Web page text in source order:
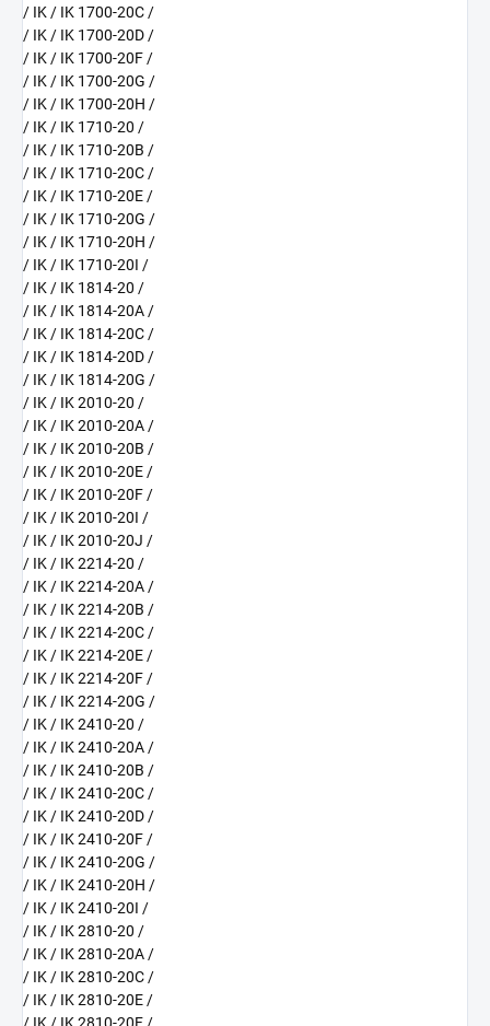
/ IK / IK 1700-20C /
/ IK / IK 1700-20D /
/ IK / IK 1700-20F /
/ IK / IK 1700-20G /
/ IK / IK 1700-20H /
/ IK / IK 1710-20 /
/ IK / IK 1710-20B /
/ IK / IK 1710-20C /
/ IK / IK 1710-20E /
/ IK / IK 1710-20G /
/ IK / IK 1710-20H /
/ IK / IK 1710-20I /
/ IK / IK 1814-20 /
/ IK / IK 1814-20A /
/ IK / IK 1814-20C /
/ IK / IK 1814-20D /
/ IK / IK 1814-20G /
/ IK / IK 2010-20 /
/ IK / IK 2010-20A /
/ IK / IK 2010-20B /
/ IK / IK 2010-20E /
/ IK / IK 2010-20F /
/ IK / IK 2010-20I /
/ IK / IK 2010-20J /
/ IK / IK 2214-20 /
/ IK / IK 2214-20A /
/ IK / IK 2214-20B /
/ IK / IK 2214-20C /
/ IK / IK 2214-20E /
/ IK / IK 2214-20F /
/ IK / IK 2214-20G /
/ IK / IK 2410-20 /
/ IK / IK 2410-20A /
/ IK / IK 2410-20B /
/ IK / IK 2410-20C /
/ IK / IK 2410-20D /
/ IK / IK 2410-20F /
/ IK / IK 2410-20G /
/ IK / IK 2410-20H /
/ IK / IK 2410-20I /
/ IK / IK 2810-20 /
/ IK / IK 2810-20A /
/ IK / IK 2810-20C /
/ IK / IK 2810-20E /